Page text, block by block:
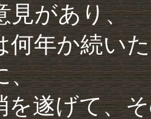
見があり、
何年か続い
、
を遂げて、